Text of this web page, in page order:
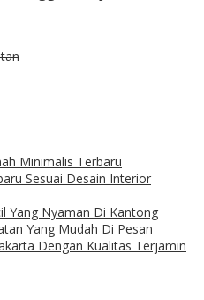
Minimalis Terbaru
Sesuai Desain Interior
Yang Nyaman Di Kantong
Yang Mudah Di Pesan
Dengan Kualitas Terjamin